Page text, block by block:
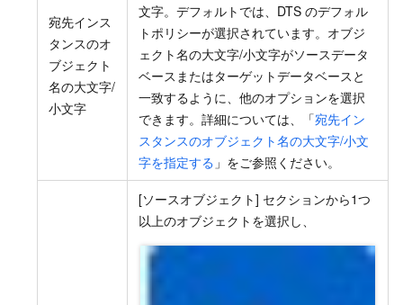
宛先インス
タンスのオ
ブジェクト
名の大文字/
小文字
文字。デフォルトでは、DTS のデフォル
トポリシーが選択されています。オブジ
ェクト名の大文字/小文字がソースデータ
ベースまたはターゲットデータベースと
一致するように、他のオプションを選択
できます。詳細については、「宛先イン
スタンスのオブジェクト名の大文字/小文
字を指定する 」をご参照ください。
[ソースオブジェクト] セクションから1つ
以上のオブジェクトを選択し、